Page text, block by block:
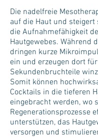
Die nadelfreie
auf die Haut und
die Aufnahmefähigkeit
Hautgewebes. Während
dringen kurze
ein und erzeugen dort für
Sekundenbruchteile
Somit können
Cocktails in die tieferen
eingebracht werden, wo
Regenerationsprozesse
unterstützen, das
versorgen und